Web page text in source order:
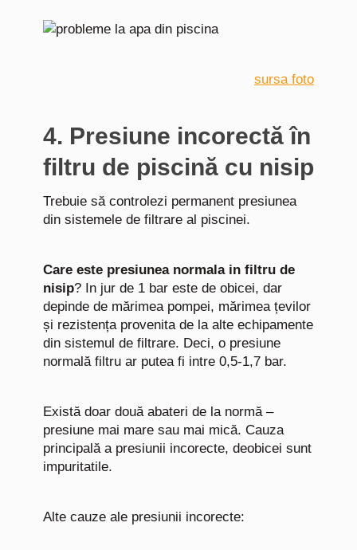
sursa foto
4. Presiune incorectă în
filtru de piscină cu nisip
Trebuie să controlezi permanent presiunea
din sistemele de filtrare al piscinei.
Care este presiunea normala in filtru de
nisip? In jur de 1 bar este de obicei, dar
depinde de mărimea pompei, mărimea țevilor
și rezistența provenita de la alte echipamente
din sistemul de filtrare. Deci, o presiune
normală filtru ar putea fi intre 0,5-1,7 bar.
Există doar două abateri de la normă –
presiune mai mare sau mai mică. Cauza
principală a presiunii incorecte, deobicei sunt
impuritatile.
Alte cauze ale presiunii incorecte: